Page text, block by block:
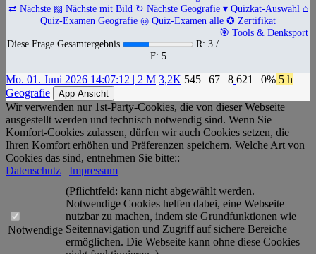
⇄ Nächste ▧ Nächste mit Bild ↻ Nächste Geografie ▾ Quizkat-Auswahl ⌂
Quiz-Examen Geografie ◎ Quiz-Examen alle ✪ Zertifikat
🎯 Tools & Denksport
Diese Frage Gesamtergebnis
R: 3 /
F: 5
Mo. 01. Juni 2026 14:07:12 | 2 M 3,2K 545 | 67 | 8 621 | 0% 5 h
Geografie
App Ansicht
Wir verwenden nur 1st-Party-Cookies, die von dieser Webseite
ausgestellt werden und technisch notwendig sind. Wenn Sie
Komfort-Cookies zulassen, dürfen wir auch Cookies setzen, die
Ihren Komfort erhöhen und Präferenzen speichern. Welche Art von
Cookies das sind, entnehmen Sie bitte::
Datenschutz
Impressum
Notwendige
(Pflichtfeld: kann nicht abgewählt werden.
Notwendige Cookies helfen dabei, eine Webseite
nutzbar zu machen, indem sie Grundfunktionen wie
Seitennavigation und Zugriff auf sichere Bereiche
ermöglichen. Die Webseite kann ohne diese Cookies